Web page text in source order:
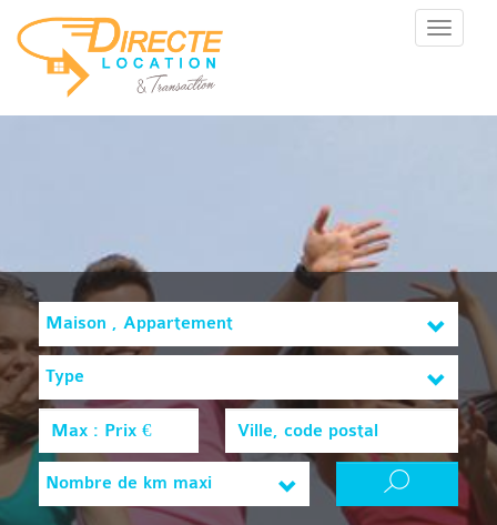
Menu
Maison , Appartement
Type
Nombre de km maxi